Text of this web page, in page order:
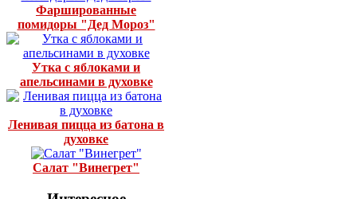
Фаршированные
помидоры "Дед Мороз"
Утка с яблоками и
апельсинами в духовке
Ленивая пицца из батона в
духовке
Салат "Винегрет"